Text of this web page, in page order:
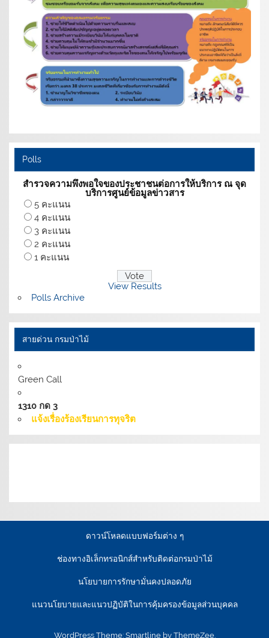
Polls
สำรวจความพึงพอใจของประชาชนต่อการให้บริการ ณ จุด
บริการศูนย์ข้อมูลข่าวสาร
5 คะแนน
4 คะแนน
3 คะแนน
2 คะแนน
1 คะแนน
View Results
Polls Archive
สายด่วน กรมป่าไม้
Green Call
1310 กด 3
แจ้งเรื่องร้องเรียนการทุจริต
ดาวน์โหลดแบบฟอร์มต่าง ๆ
ช่องทางอิเล็กทรอนิกส์สำหรับติดต่อกรมป่าไม้
นโยบายการรักษามั่นคงปลอดภัย
แนวนโยบายและแนวปฏิบัติในการคุ้มครองข้อมูลส่วนบุคคล
WordPress Theme: Smartline by ThemeZee.